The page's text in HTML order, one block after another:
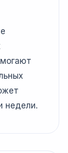
недели.